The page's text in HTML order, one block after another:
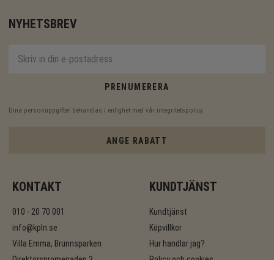
NYHETSBREV
PRENUMERERA
Dina personuppgifter behandlas i enlighet med vår integritetspolicy
ANGE RABATT
KONTAKT
010 - 20 70 001
info@kpln.se
Villa Emma, Brunnsparken
KUNDTJÄNST
Kundtjänst
Köpvillkor
Hur handlar jag?